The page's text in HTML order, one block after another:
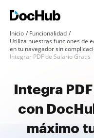
Inicio
Funcionalidad
Utiliza nuestras funciones de
en tu navegador sin
Integrar PDF de Salario Gratis
Integra
con
máximo